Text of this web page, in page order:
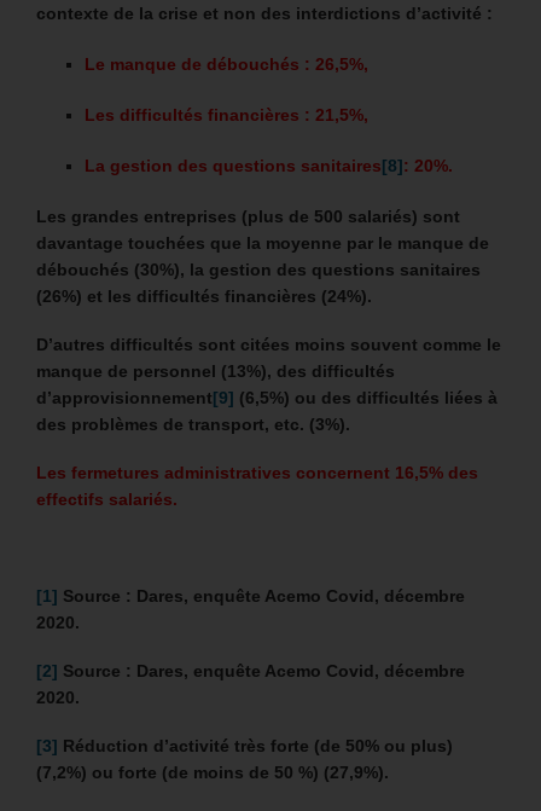
contexte de la crise et non des interdictions d’activité :
Le manque de débouchés : 26,5%,
Les difficultés financières : 21,5%,
La gestion des questions sanitaires[8]: 20%.
Les grandes entreprises (plus de 500 salariés) sont
davantage touchées que la moyenne par le manque de
débouchés (30%), la gestion des questions sanitaires
(26%) et les difficultés financières (24%).
D’autres difficultés sont citées moins souvent comme le
manque de personnel (13%), des difficultés
d’approvisionnement[9] (6,5%) ou des difficultés liées à
des problèmes de transport, etc. (3%).
Les fermetures administratives concernent 16,5% des
effectifs salariés.
[1] Source : Dares, enquête Acemo Covid, décembre
2020.
[2] Source : Dares, enquête Acemo Covid, décembre
2020.
[3] Réduction d’activité très forte (de 50% ou plus)
(7,2%) ou forte (de moins de 50 %) (27,9%).